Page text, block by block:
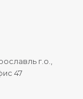
г.о.,
47